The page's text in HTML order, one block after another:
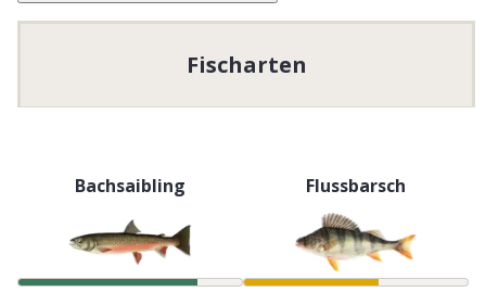
Fischarten
Bachsaibling Flussbarsch